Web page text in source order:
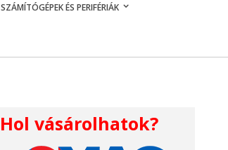
SZÁMÍTÓGÉPEK ÉS PERIFÉRIÁK
Hol vásárolhatok?